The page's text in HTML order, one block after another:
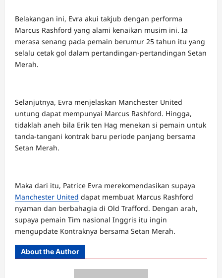
Belakangan ini, Evra akui takjub dengan performa
Marcus Rashford yang alami kenaikan musim ini. Ia
merasa senang pada pemain berumur 25 tahun itu yang
selalu cetak gol dalam pertandingan-pertandingan Setan
Merah.
Selanjutnya, Evra menjelaskan Manchester United
untung dapat mempunyai Marcus Rashford. Hingga,
tidaklah aneh bila Erik ten Hag menekan si pemain untuk
tanda-tangani kontrak baru periode panjang bersama
Setan Merah.
Maka dari itu, Patrice Evra merekomendasikan supaya
Manchester United dapat membuat Marcus Rashford
nyaman dan berbahagia di Old Trafford. Dengan arah,
supaya pemain Tim nasional Inggris itu ingin
mengupdate Kontraknya bersama Setan Merah.
About the Author